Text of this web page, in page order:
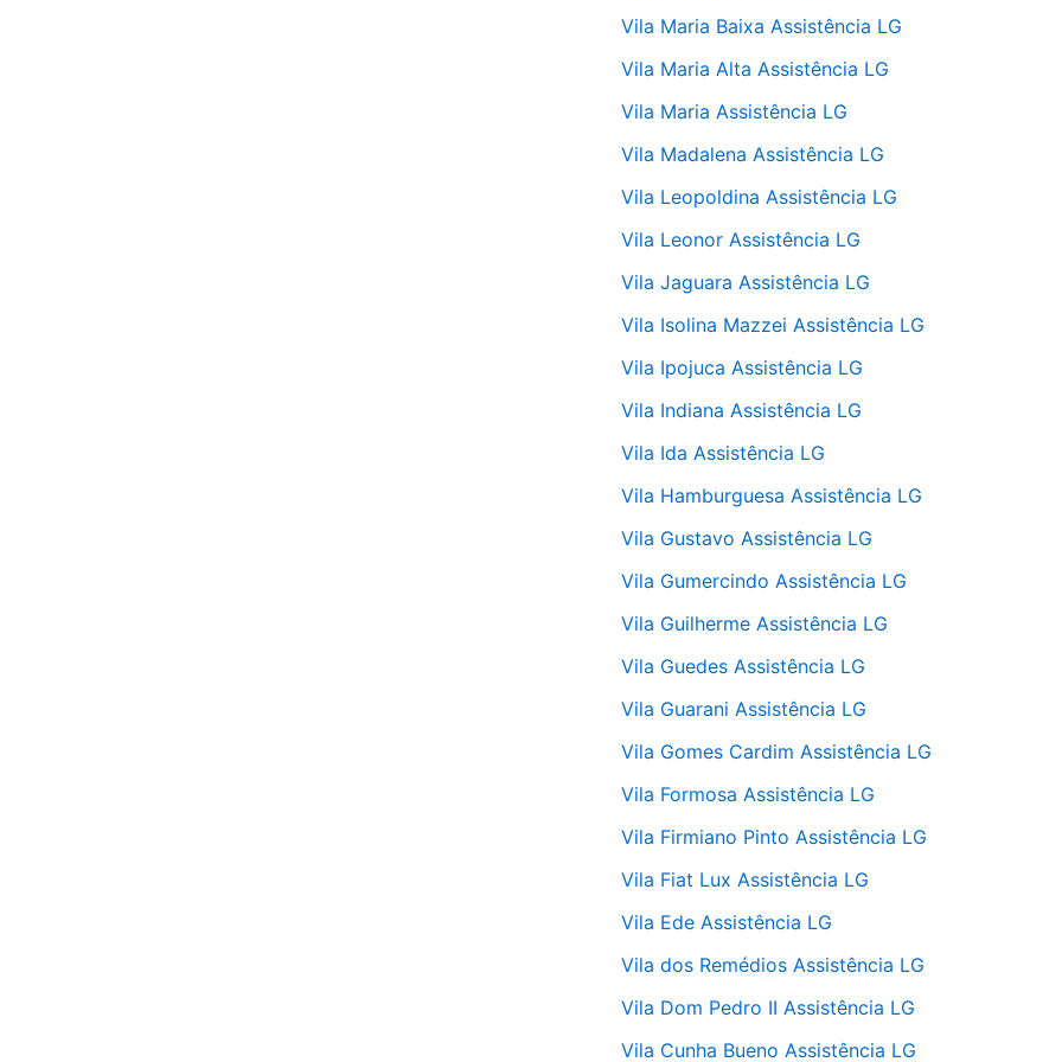
Vila Maria Baixa Assistência LG
Vila Maria Alta Assistência LG
Vila Maria Assistência LG
Vila Madalena Assistência LG
Vila Leopoldina Assistência LG
Vila Leonor Assistência LG
Vila Jaguara Assistência LG
Vila Isolina Mazzei Assistência LG
Vila Ipojuca Assistência LG
Vila Indiana Assistência LG
Vila Ida Assistência LG
Vila Hamburguesa Assistência LG
Vila Gustavo Assistência LG
Vila Gumercindo Assistência LG
Vila Guilherme Assistência LG
Vila Guedes Assistência LG
Vila Guarani Assistência LG
Vila Gomes Cardim Assistência LG
Vila Formosa Assistência LG
Vila Firmiano Pinto Assistência LG
Vila Fiat Lux Assistência LG
Vila Ede Assistência LG
Vila dos Remédios Assistência LG
Vila Dom Pedro II Assistência LG
Vila Cunha Bueno Assistência LG